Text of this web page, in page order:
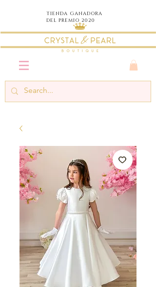
TIENDA GANADORA
DEL PREMIO 2020